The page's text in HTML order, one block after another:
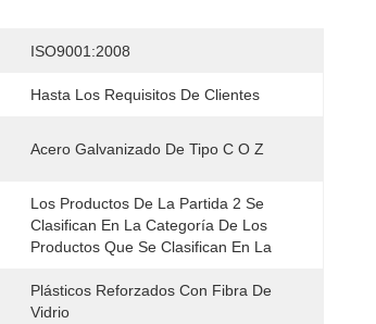
ISO9001:2008
Hasta Los Requisitos De Clientes
Acero Galvanizado De Tipo C O Z
Los Productos De La Partida 2 Se
Clasifican En La Categoría De Los
Productos Que Se Clasifican En La
Plásticos Reforzados Con Fibra De
Vidrio